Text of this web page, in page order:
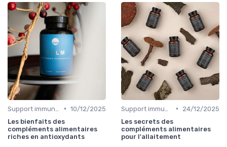
• 10/12/2025
Les bienfaits des
compléments alimentaires
riches en antioxydants
•
24/12/2025
Les secrets des
compléments alimentaires
pour l'allaitement